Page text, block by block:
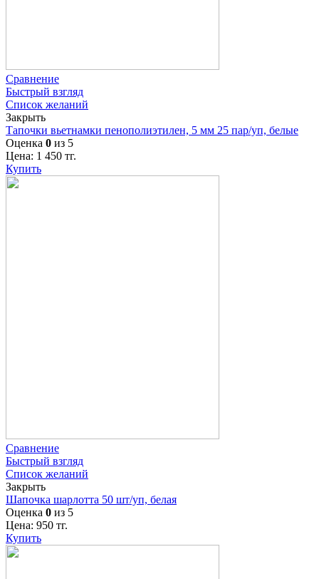
Сравнение
Быстрый взгляд
Список желаний
Закрыть
Тапочки вьетнамки пенополиэтилен, 5 мм 25 пар/уп, белые
Оценка 0 из 5
Цена: 1 450 тг.
Купить
Сравнение
Быстрый взгляд
Список желаний
Закрыть
Шапочка шарлотта 50 шт/уп, белая
Оценка 0 из 5
Цена: 950 тг.
Купить